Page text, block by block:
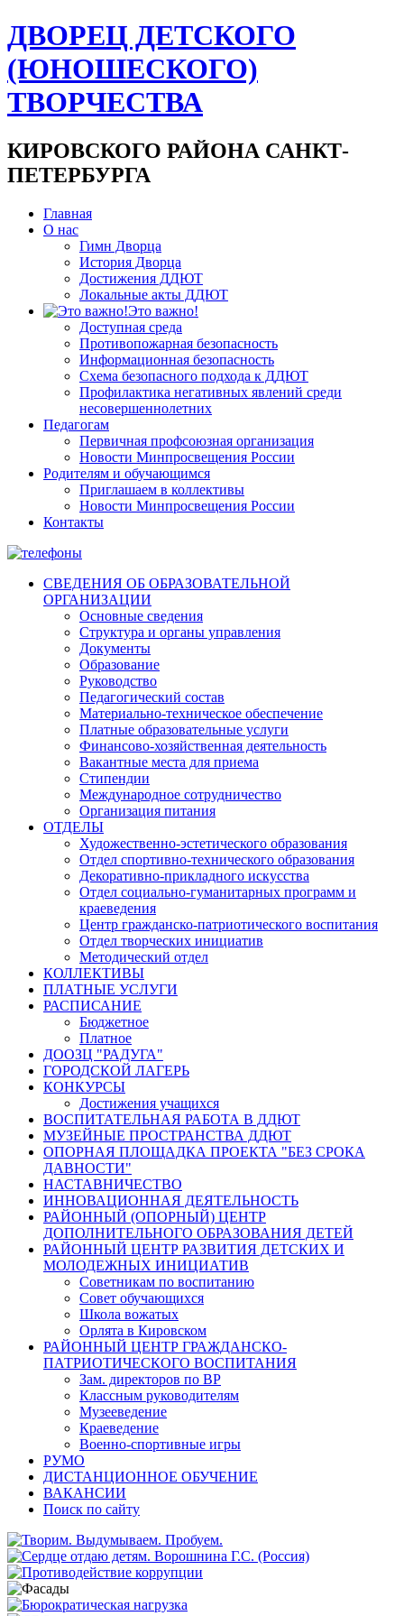
ДВОРЕЦ ДЕТСКОГО
(ЮНОШЕСКОГО)
ТВОРЧЕСТВА
КИРОВСКОГО РАЙОНА САНКТ-
ПЕТЕРБУРГА
Главная
О нас
Гимн Дворца
История Дворца
Достижения ДДЮТ
Локальные акты ДДЮТ
Это важно!
Доступная среда
Противопожарная безопасность
Информационная безопасность
Схема безопасного подхода к ДДЮТ
Профилактика негативных явлений среди
несовершеннолетних
Педагогам
Первичная профсоюзная организация
Новости Минпросвещения России
Родителям и обучающимся
Приглашаем в коллективы
Новости Минпросвещения России
Контакты
СВЕДЕНИЯ ОБ ОБРАЗОВАТЕЛЬНОЙ
ОРГАНИЗАЦИИ
Основные сведения
Структура и органы управления
Документы
Образование
Руководство
Педагогический состав
Материально-техническое обеспечение
Платные образовательные услуги
Финансово-хозяйственная деятельность
Вакантные места для приема
Стипендии
Международное сотрудничество
Организация питания
ОТДЕЛЫ
Художественно-эстетического образования
Отдел спортивно-технического образования
Декоративно-прикладного искусства
Отдел социально-гуманитарных программ и
краеведения
Центр гражданско-патриотического воспитания
Отдел творческих инициатив
Методический отдел
КОЛЛЕКТИВЫ
ПЛАТНЫЕ УСЛУГИ
РАСПИСАНИЕ
Бюджетное
Платное
ДООЗЦ "РАДУГА"
ГОРОДСКОЙ ЛАГЕРЬ
КОНКУРСЫ
Достижения учащихся
ВОСПИТАТЕЛЬНАЯ РАБОТА В ДДЮТ
МУЗЕЙНЫЕ ПРОСТРАНСТВА ДДЮТ
ОПОРНАЯ ПЛОЩАДКА ПРОЕКТА "БЕЗ СРОКА
ДАВНОСТИ"
НАСТАВНИЧЕСТВО
ИННОВАЦИОННАЯ ДЕЯТЕЛЬНОСТЬ
РАЙОННЫЙ (ОПОРНЫЙ) ЦЕНТР
ДОПОЛНИТЕЛЬНОГО ОБРАЗОВАНИЯ ДЕТЕЙ
РАЙОННЫЙ ЦЕНТР РАЗВИТИЯ ДЕТСКИХ И
МОЛОДЕЖНЫХ ИНИЦИАТИВ
Советникам по воспитанию
Совет обучающихся
Школа вожатых
Орлята в Кировском
РАЙОННЫЙ ЦЕНТР ГРАЖДАНСКО-
ПАТРИОТИЧЕСКОГО ВОСПИТАНИЯ
Зам. директоров по ВР
Классным руководителям
Музееведение
Краеведение
Военно-спортивные игры
РУМО
ДИСТАНЦИОННОЕ ОБУЧЕНИЕ
ВАКАНСИИ
Поиск по сайту